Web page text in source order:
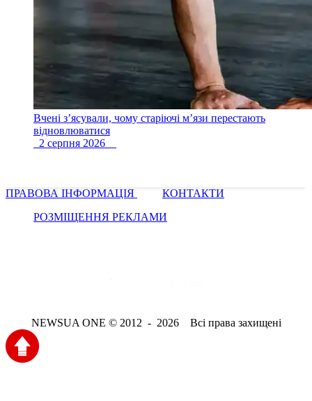
Вчені з’ясували, чому старіючі м’язи перестають
відновлюватися
2 серпня 2026
ПРАВОВА ІНФОРМАЦІЯ
КОНТАКТИ
РОЗМІЩЕННЯ РЕКЛАМИ
NEWSUA ONE © 2012 - 2026 Всі права захищені